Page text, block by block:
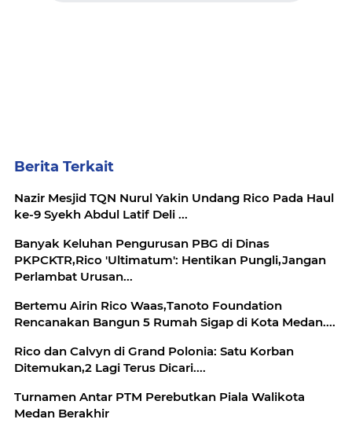
Berita Terkait
Nazir Mesjid TQN Nurul Yakin Undang Rico Pada Haul
ke-9 Syekh Abdul Latif Deli ...
Banyak Keluhan Pengurusan PBG di Dinas
PKPCKTR,Rico 'Ultimatum': Hentikan Pungli,Jangan
Perlambat Urusan...
Bertemu Airin Rico Waas,Tanoto Foundation
Rencanakan Bangun 5 Rumah Sigap di Kota Medan....
Rico dan Calvyn di Grand Polonia: Satu Korban
Ditemukan,2 Lagi Terus Dicari....
Turnamen Antar PTM Perebutkan Piala Walikota
Medan Berakhir